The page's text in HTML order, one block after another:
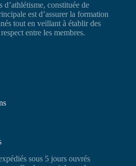
d’athlétisme, constituée de
est d’assurer la formation
tout en veillant à établir des
entre les membres.
sous 5 jours ouvrés